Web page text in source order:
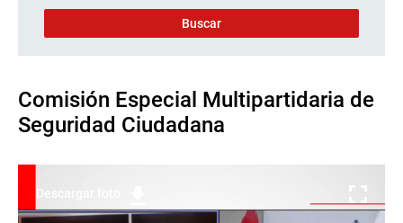
Comisión Especial Multipartidaria de
Seguridad Ciudadana
Descargar foto